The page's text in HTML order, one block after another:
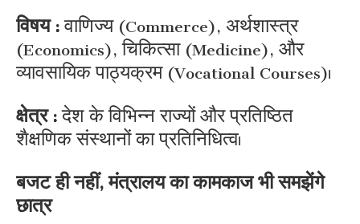
विषय :वाणिज्य (Commerce), अर्थशास्त्र
(Economics), चिकित्सा (Medicine), और
व्यावसायिक पाठ्यक्रम (Vocational Courses)।
क्षेत्र :देश के विभिन्न राज्यों और प्रतिष्ठित
शैक्षणिक संस्थानों का प्रतिनिधित्व।
बजट ही नहीं, मंत्रालय का कामकाज भी समझेंगे
छात्र